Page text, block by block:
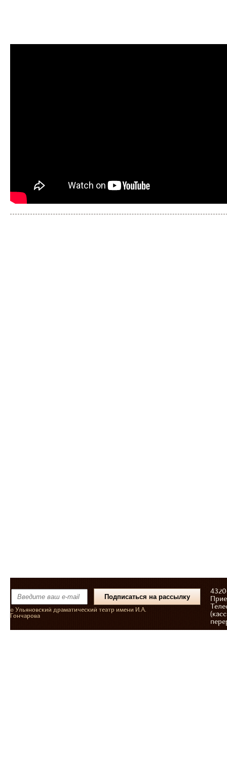
© Ульяновский драматический театр имени И.А.
Гончарова